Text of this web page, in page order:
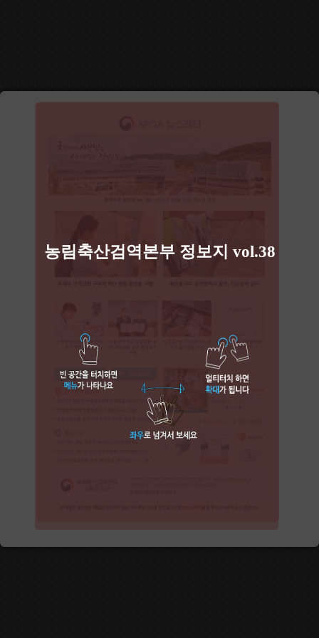
농림축산검역본부 정보지 vol.38